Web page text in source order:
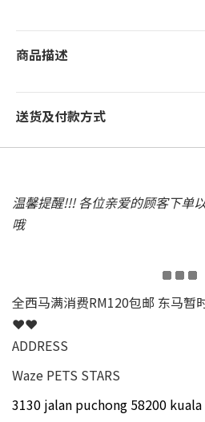
商品描述
送货及付款方式
温馨提醒!!! 各位亲爱的顾客下单
哦
全西马满消费RM120包邮 东马
❤❤
ADDRESS
Waze PETS STARS
3130 jalan puchong 58200